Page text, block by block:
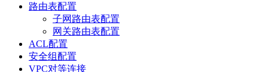
路由表配置
子网路由表配置
网关路由表配置
ACL配置
安全组配置
VPC对等连接